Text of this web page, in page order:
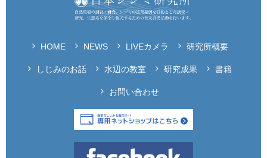
HOME NEWS LIVEカメラ 研究所概要
しじみのお話 水辺の教室 研究成果 書籍
お問い合わせ